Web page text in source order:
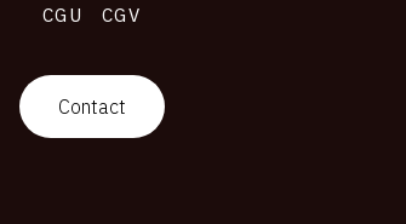
CGU
CGV
Contact